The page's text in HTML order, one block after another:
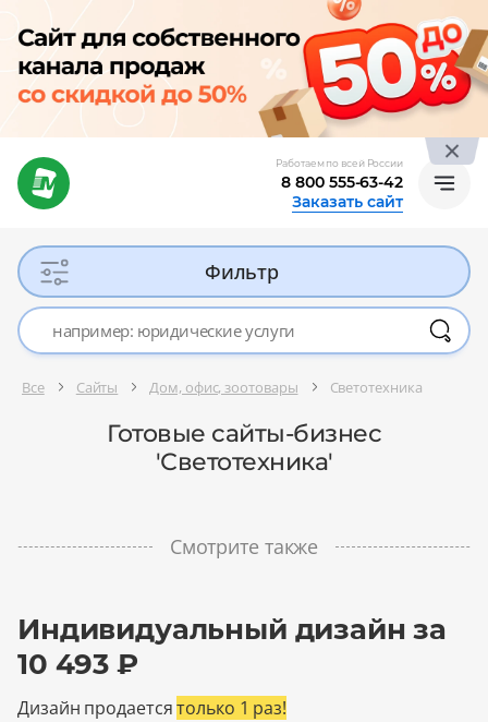
Работаем по всей России
8 800 555-63-42
Заказать сайт
Фильтр
Все Сайты Дом, офис, зоотовары Светотехника
Готовые сайты-бизнес
'Светотехника'
Смотрите также
Индивидуальный дизайн за
10 493 ₽
Дизайн продаетсятолько 1 раз!